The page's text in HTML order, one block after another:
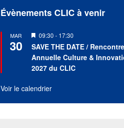
Évènements CLIC à venir
MAR
30
Mis
en
avant
09:30 - 17:30
SAVE THE DATE / Rencontre
Annuelle Culture &
2027 du CLIC
Voir le calendrier